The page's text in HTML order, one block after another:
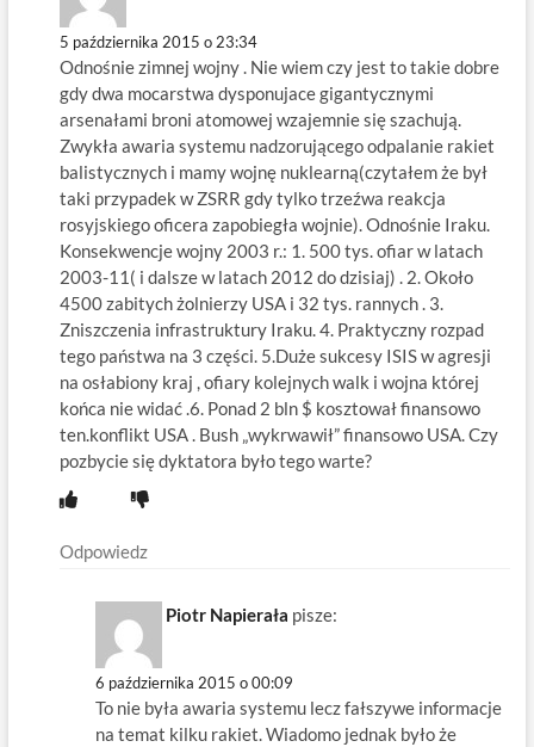
5 października 2015 o 23:34
Odnośnie zimnej wojny . Nie wiem czy jest to takie dobre
gdy dwa mocarstwa dysponujace gigantycznymi
arsenałami broni atomowej wzajemnie się szachują.
Zwykła awaria systemu nadzorującego odpalanie rakiet
balistycznych i mamy wojnę nuklearną(czytałem że był
taki przypadek w ZSRR gdy tylko trzeźwa reakcja
rosyjskiego oficera zapobiegła wojnie). Odnośnie Iraku.
Konsekwencje wojny 2003 r.: 1. 500 tys. ofiar w latach
2003-11( i dalsze w latach 2012 do dzisiaj) . 2. Około
4500 zabitych żolnierzy USA i 32 tys. rannych . 3.
Zniszczenia infrastruktury Iraku. 4. Praktyczny rozpad
tego państwa na 3 części. 5.Duże sukcesy ISIS w agresji
na osłabiony kraj , ofiary kolejnych walk i wojna której
końca nie widać .6. Ponad 2 bln $ kosztował finansowo
ten.konflikt USA . Bush „wykrwawił” finansowo USA. Czy
pozbycie się dyktatora było tego warte?
Odpowiedz
Piotr Napierała pisze:
6 października 2015 o 00:09
To nie była awaria systemu lecz fałszywe informacje
na temat kilku rakiet. Wiadomo jednak było że